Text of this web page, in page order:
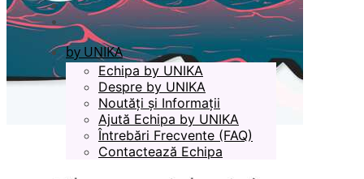
by UNIKA
Echipa by UNIKA
Despre by UNIKA
Noutăți și Informații
Ajută Echipa by UNIKA
Întrebări Frecvente (FAQ)
Contactează Echipa